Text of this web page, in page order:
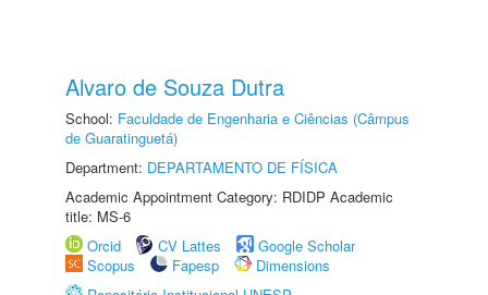
Alvaro de Souza Dutra
School: Faculdade de Engenharia e Ciências (Câmpus
de Guaratinguetá)
Department: DEPARTAMENTO DE FÍSICA
Academic Appointment Category: RDIDP Academic
title: MS-6
Orcid
CV Lattes
Google Scholar
Scopus
Fapesp
Dimensions